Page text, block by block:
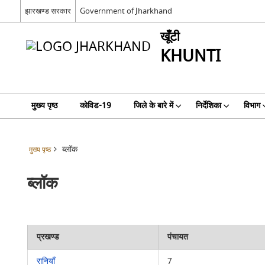
झारखण्ड सरकार Government of Jharkhand
खूँटी
KHUNTI
मुख्य पृष्ठ कोविड-19 जिले के बारे में निर्देशिका विभाग
मुख्य पृष्ठ ब्लॉक
ब्लॉक
प्रखण्ड
पंचायत
रानियाँ
7